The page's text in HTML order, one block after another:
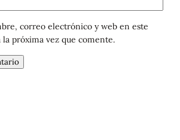
correo electrónico y web en este
la próxima vez que comente.